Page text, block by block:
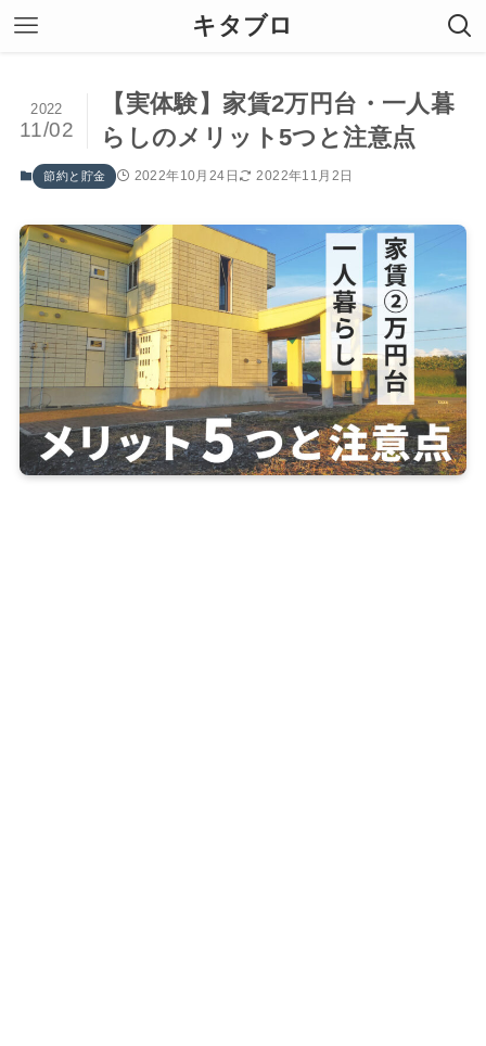
キタブロ
【実体験】家賃2万円台・一人暮
らしのメリット5つと注意点
2022
11/02
節約と貯金 2022年10月24日 2022年11月2日